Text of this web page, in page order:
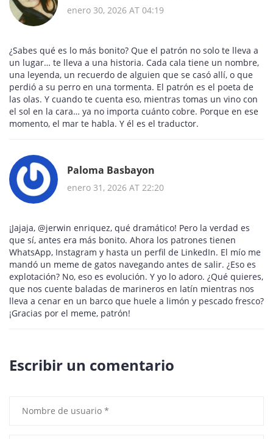
enero 30, 2026 AT 04:19
¿Sabes qué es lo más bonito? Que el patrón no solo te lleva a
un lugar… te lleva a una historia. Cada cala tiene un nombre,
una leyenda, un recuerdo de alguien que se casó allí, o que
perdió a su perro en una tormenta. El patrón es el poeta de
las olas. Y cuando te cuenta eso, mientras tomas un vino con
el sol en la cara… ya no importa cuánto cobre. Porque en ese
momento, el mar te habla. Y él es el traductor.
Paloma Basbayon
enero 31, 2026 AT 22:20
¡Jajaja, @jerwin enriquez, qué dramático! Pero la verdad es
que sí, antes era más bonito. Ahora los patrones tienen
WhatsApp, Instagram y hasta un perfil de LinkedIn. El mío me
mandó un meme de gatos navegando antes de salir. ¿Eso es
explotación? No, eso es evolución. Y yo lo adoro. ¿Qué quieres,
que nos cuente baladas de marineros en latín mientras nos
lleva a cenar en un barco que huele a limón y pescado fresco?
¡Gracias por el meme, patrón!
Escribir un comentario